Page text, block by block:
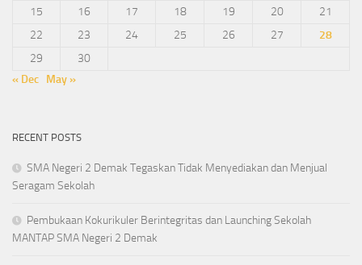
15
16 17 18 19 20
21
22
23 24 25 26 27
28
29
30
« Dec May »
RECENT POSTS
SMA Negeri 2 Demak Tegaskan Tidak Menyediakan dan Menjual
Seragam Sekolah
Pembukaan Kokurikuler Berintegritas dan Launching Sekolah
MANTAP SMA Negeri 2 Demak